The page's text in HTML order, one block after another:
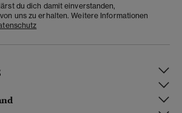
du dich damit einverstanden,
uns zu erhalten. Weitere Informationen